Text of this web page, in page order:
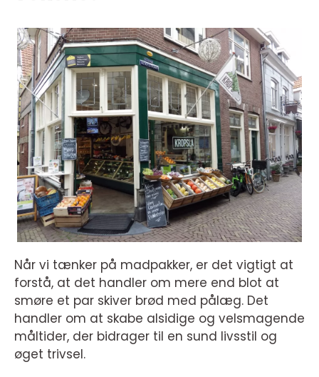
Når vi tænker på madpakker, er det vigtigt at
forstå, at det handler om mere end blot at
smøre et par skiver brød med pålæg. Det
handler om at skabe alsidige og velsmagende
måltider, der bidrager til en sund livsstil og
øget trivsel.